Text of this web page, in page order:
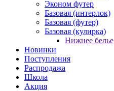
Эконом футер
Базовая (интерлок)
Базовая (футер)
Базовая (кулирка)
Нижнее белье
Новинки
Поступления
Распродажа
Школа
Акция